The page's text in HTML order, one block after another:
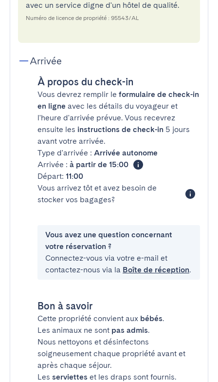
avec un service digne d'un hôtel de qualité.
Numéro de licence de propriété : 95543/AL
Arrivée
À propos du check-in
Vous devrez remplir le formulaire de check-in
en ligne avec les détails du voyageur et
l'heure d'arrivée prévue. Vous recevrez
ensuite les instructions de check-in 5 jours
avant votre arrivée.
Type d'arrivée : Arrivée autonome
Arrivée : à partir de 15:00
Départ: 11:00
Vous arrivez tôt et avez besoin de
stocker vos bagages?
Vous avez une question concernant
votre réservation ?
Connectez-vous via votre e-mail et
contactez-nous via la Boîte de réception.
Bon à savoir
Cette propriété convient aux bébés.
Les animaux ne sont pas admis.
Nous nettoyons et désinfectons
soigneusement chaque propriété avant et
après chaque séjour.
Les serviettes et les draps sont fournis.